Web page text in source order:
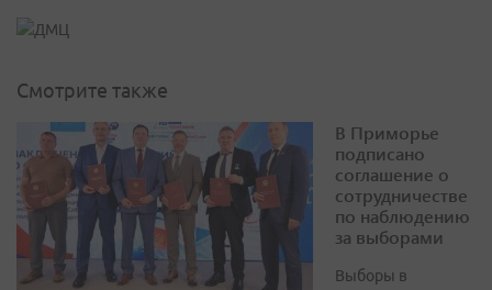
Смотрите также
В Приморье
подписано
соглашение о
сотрудничестве
по наблюдению
за выборами
Выборы в